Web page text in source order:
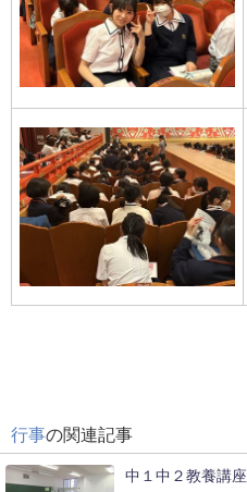
行事の関連記事
中１中２教養講座